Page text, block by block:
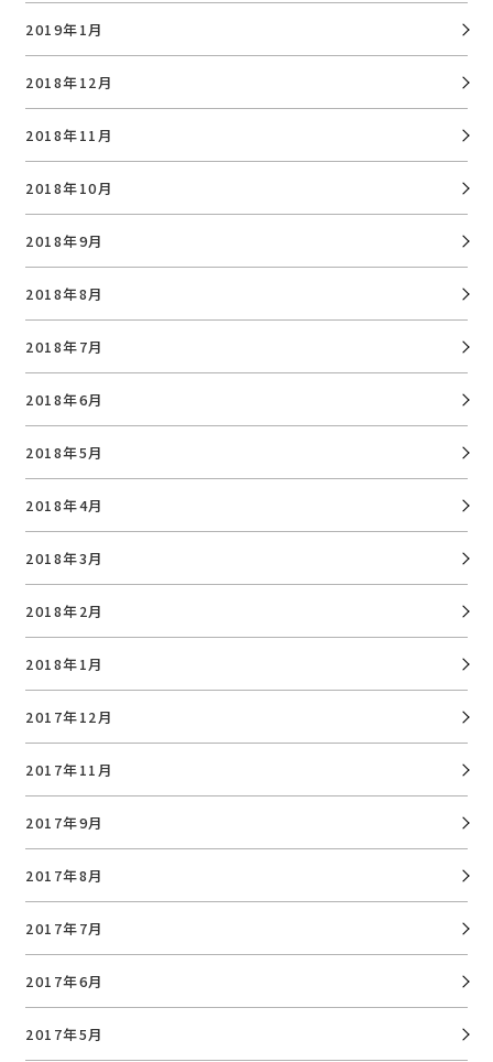
2019年1月
2018年12月
2018年11月
2018年10月
2018年9月
2018年8月
2018年7月
2018年6月
2018年5月
2018年4月
2018年3月
2018年2月
2018年1月
2017年12月
2017年11月
2017年9月
2017年8月
2017年7月
2017年6月
2017年5月